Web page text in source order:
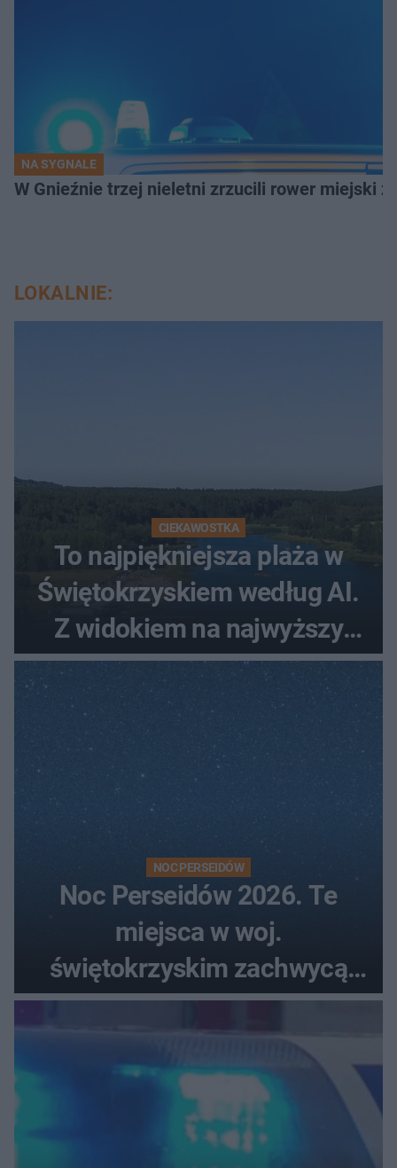
NA SYGNALE
W Gnieźnie trzej nieletni zrzucili rower miejski
LOKALNIE:
CIEKAWOSTKA
To najpiękniejsza plaża w
Świętokrzyskiem według AI.
Z widokiem na najwyższy
szczyt Gór Świętokrzyskich
NOC PERSEIDÓW
Noc Perseidów 2026. Te
miejsca w woj.
świętokrzyskim zachwycą
każdego miłośnika gwiazd